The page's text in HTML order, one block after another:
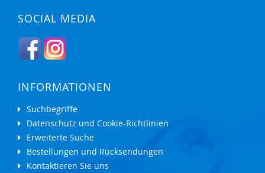
SOCIAL MEDIA
INFORMATIONEN
Suchbegriffe
Datenschutz und Cookie-Richtlinien
Erweiterte Suche
Bestellungen und Rücksendungen
Kontaktieren Sie uns